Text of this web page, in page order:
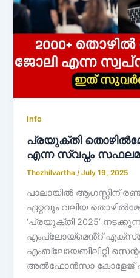
Info
പ്രയുക്തി
എന്ന സ്വപ്നം
Thozhilvartha/July 19, 2025
പാലായിൽ ആഗസ്റ്റിന്
ഏറ്റവും വലിയ
‘പ്രയുക്തി 2025’
എംപ്ലോയ്മെൻ്റ്
എംബ്ലോയബിലിറ്റി
അൽഫോൻസാ കോളേജ്